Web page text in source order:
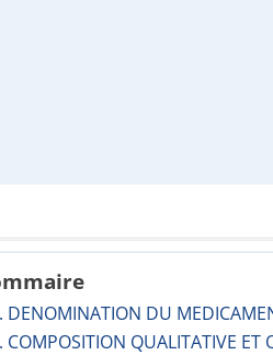
DENOMINATION DU
COMPOSITION QUALITATIVE ET